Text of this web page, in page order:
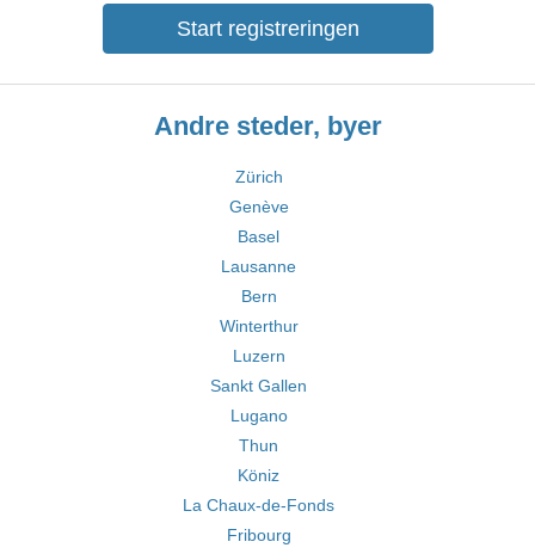
Start registreringen
Andre steder, byer
Zürich
Genève
Basel
Lausanne
Bern
Winterthur
Luzern
Sankt Gallen
Lugano
Thun
Köniz
La Chaux-de-Fonds
Fribourg